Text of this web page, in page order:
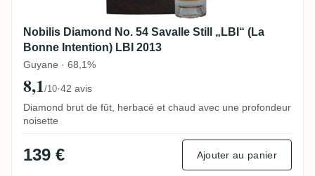
Nobilis Diamond No. 54 Savalle Still „LBI“ (La
Bonne Intention) LBI 2013
Guyane · 68,1%
8,1/10·42 avis
Diamond brut de fût, herbacé et chaud avec une profondeur
noisette
139 € Ajouter au panier